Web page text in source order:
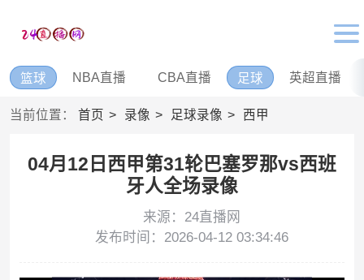
篮球 NBA直播 CBA直播 足球 英超直播
当前位置： 首页 录像 足球录像 西甲
04月12日西甲第31轮巴塞罗那vs西班
牙人全场录像
来源：24直播网
发布时间：2026-04-12 03:34:46